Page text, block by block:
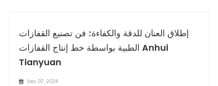
إطلاق العنان للدقة والكفاءة: فن تصنيع القفازات
الطبية بواسطة خط إنتاج القفازات Anhui
Tianyuan
Dec 07, 2024